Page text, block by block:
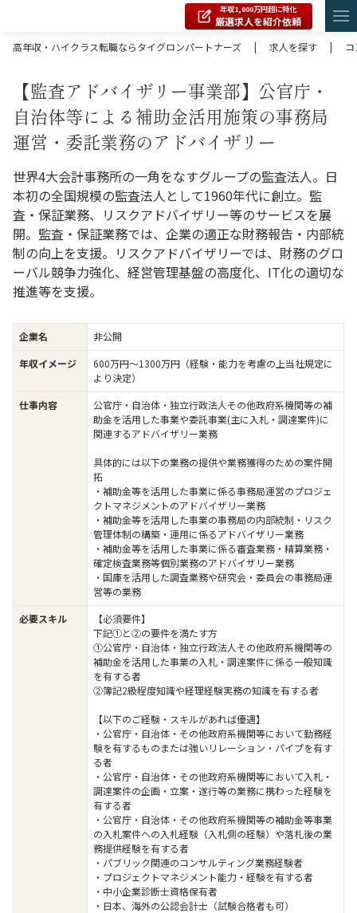
年収1,000万円超に特化
厳選求人を紹介依頼
高年収・ハイクラス転職ならタイグロンパートナーズ
| 求人を探す |
【監査アドバイザリー事業部】公官庁・
自治体等による補助金活用施策の事務局
運営・委託業務のアドバイザリー
世界4大会計事務所の一角をなすグループの監査法人。日
本初の全国規模の監査法人として1960年代に創立。監
査・保証業務、リスクアドバイザリー等のサービスを展
開。監査・保証業務では、企業の適正な財務報告・内部統
制の向上を支援。リスクアドバイザリーでは、財務のグロ
ーバル競争力強化、経営管理基盤の高度化、IT化の適切な
推進等を支援。
企業名
非公開
年収イメージ
600万円〜1300万円（経験・能力を考慮の上当社規定に
より決定）
仕事内容
公官庁・自治体・独立行政法人その他政府系機関等の補
助金を活用した事業や委託事業(主に入札・調達案件)に
関連するアドバイザリー業務
具体的には以下の業務の提供や業務獲得のための案件開
拓
・補助金等を活用した事業に係る事務局運営のプロジェ
クトマネジメントのアドバイザリー業務
・補助金等を活用した事業の事務局の内部統制・リスク
管理体制の構築・運用に係るアドバイザリー業務
・補助金等を活用した事業に係る審査業務・精算業務・
確定検査業務等個別業務のアドバイザリー業務
・国庫を活用した調査業務や研究会・委員会の事務局運
営等の業務
必要スキル
【必須要件】
下記①と②の要件を満たす方
①公官庁・自治体・独立行政法人その他政府系機関等の
補助金を活用した事業の入札・調達案件に係る一般知識
を有する者
②簿記2級程度知識や経理経験実務の知識を有する者
【以下のご経験・スキルがあれば優遇】
・公官庁・自治体・その他政府系機関等において勤務経
験を有するものまたは強いリレーション・パイプを有す
る者
・公官庁・自治体・その他政府系機関等において入札・
調達案件の企画・立案・遂行等の業務に携わった経験を
有する者
・公官庁・自治体・その他政府系機関等の補助金等事業
の入札案件への入札経験（入札側の経験）や落札後の業
務提供経験を有する者
・パブリック関連のコンサルティング業務経験者
・プロジェクトマネジメント能力・経験を有する者
・中小企業診断士資格保有者
・日本、海外の公認会計士（試験合格者も可）